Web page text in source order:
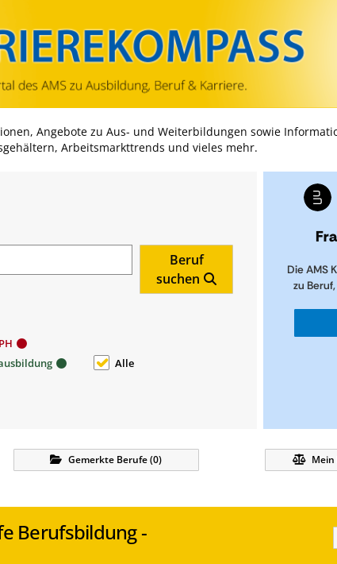
Zum Inhalt springen
Zum Navmenü springen
Zur Suche springen
Zur Footer springen
Angebote zu Aus- und Weiterbildungen sowie
Arbeitsmarkttrends und vieles mehr.
Beruf
suchen
Alle
Die AMS
zu
Gemerkte Berufe(0) Mein
Berufsbildung -